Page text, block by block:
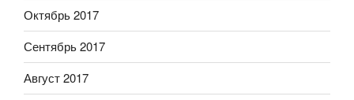
Октябрь 2017
Сентябрь 2017
Август 2017